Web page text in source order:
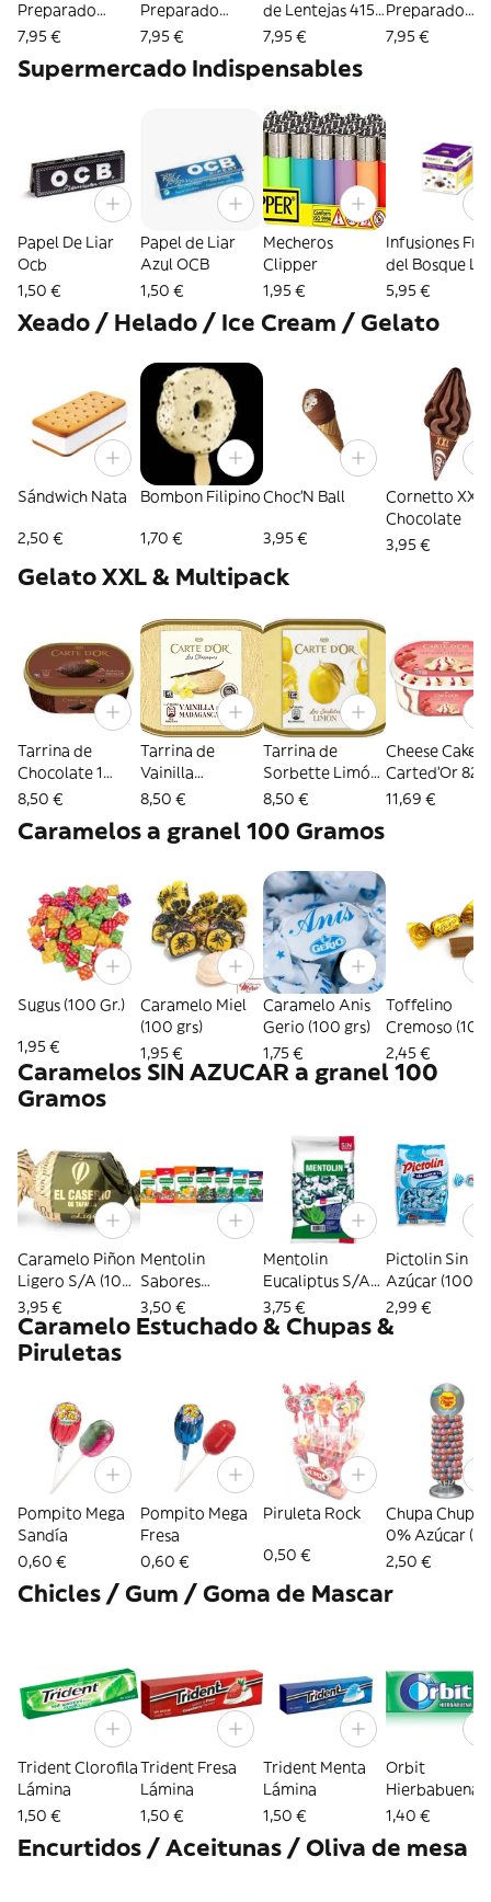
Preparado
Fabada 415 grs
barro)
7,95 €
Preparado
Paella 380 grs
(en cazuela de
barro)
7,95 €
de Lentejas 415
grs
7,95 €
Preparado
Albondigas
7,95 €
Supermercado Indispensables
Papel De Liar
Ocb
1,50 €
Papel de Liar
Azul OCB
1,50 €
Mecheros
Clipper
1,95 €
Infusiones
del Bosque La
Barraca 10 uds
5,95 €
Xeado / Helado / Ice Cream / Gelato
Sándwich Nata
2,50 €
Bombon Filipino
1,70 €
Choc'N Ball
3,95 €
Cornetto XXL
Chocolate
3,95 €
Gelato XXL & Multipack
Tarrina de
Chocolate 1
Litro CarteD'Or
8,50 €
Tarrina de
Vainilla
Madagascar 1
8,50 €
Tarrina de
Sorbette Limón1
Litro CarteD'Or
8,50 €
Cheese Cake
Carted'Or 825
ml
11,69 €
Caramelos a granel 100 Gramos
Sugus (100 Gr.)
1,95 €
Caramelo Miel
(100 grs)
1,95 €
Caramelo Anis
Gerio (100 grs)
1,75 €
Toffelino
Cremoso (100
grs)
2,45 €
Caramelos SIN AZUCAR a granel 100
Gramos
Caramelo Piñon
Ligero S/A (100
grs)
3,95 €
Mentolin
Sabores
Variados S/A
(100 Gr.)
3,50 €
Mentolin
Eucaliptus S/A
(100 Gr.)
3,75 €
Pictolin Sin
Azúcar (100
2,99 €
Caramelo Estuchado & Chupas &
Piruletas
Pompito Mega
Sandía
0,60 €
Pompito Mega
Fresa
0,60 €
Piruleta Rock
0,50 €
Chupa Chups
0% Azúcar (5
sabores
2,50 €
Chicles / Gum / Goma de Mascar
Trident Clorofila
Lámina
1,50 €
Trident Fresa
Lámina
1,50 €
Trident Menta
Lámina
1,50 €
Orbit
Hierbabuena
1,40 €
Encurtidos / Aceitunas / Oliva de mesa